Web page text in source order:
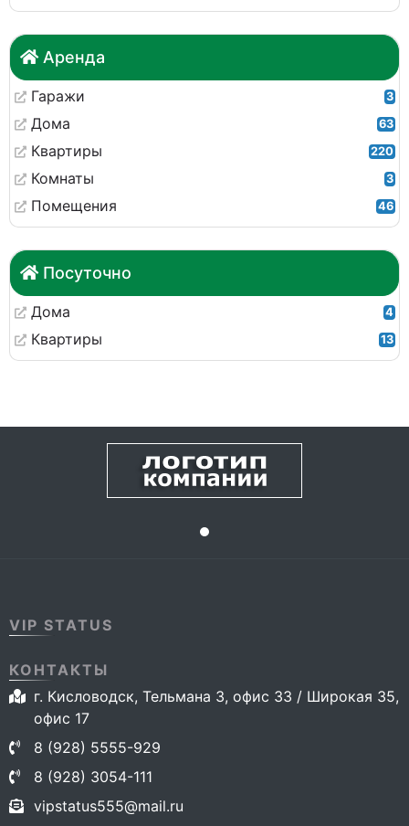
Аренда
Гаражи 3
Дома 63
Квартиры 220
Комнаты 3
Помещения 46
Посуточно
Дома 4
Квартиры 13
VIP STATUS
КОНТАКТЫ
г. Кисловодск, Тельмана 3, офис 33 / Широкая 35,
офис 17
8 (928) 5555-929
8 (928) 3054-111
vipstatus555@mail.ru